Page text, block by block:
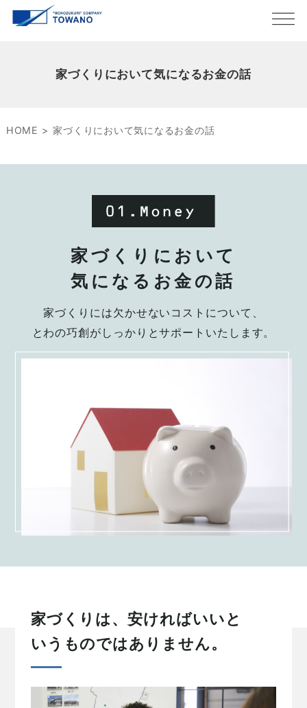
家づくりにおいて気になるお金の話
HOME 家づくりにおいて気になるお金の話
家づくりにおいて
気になるお金の話
家づくりには欠かせないコストについて、
とわの巧創がしっかりとサポートいたします。
家づくりは、安ければいいと
いうものではありません。